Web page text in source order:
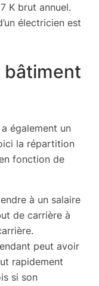
K brut annuel.
électricien est
bâtiment
également un
la répartition
fonction de
à un salaire
de carrière à
peut avoir
rapidement
si son